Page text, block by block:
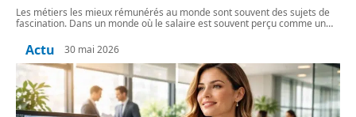
Les métiers les mieux rémunérés au monde sont souvent des sujets de
fascination. Dans un monde où le salaire est souvent perçu comme un…
Actu 30 mai 2026